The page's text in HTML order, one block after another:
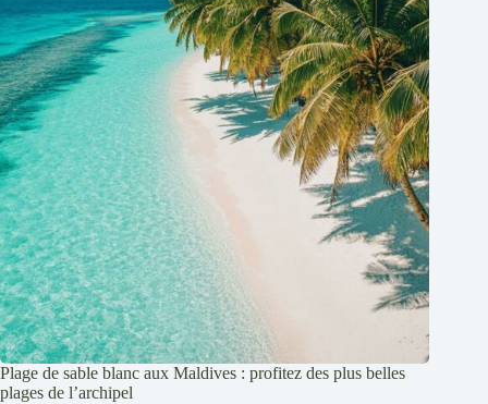
Plage de sable blanc aux Maldives : profitez des plus belles
plages de l’archipel